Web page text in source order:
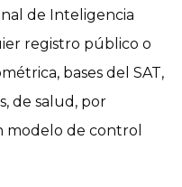
de Inteligencia
registro público o
bases del SAT,
de salud, por
modelo de control